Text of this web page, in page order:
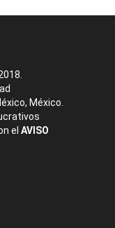
México.
el AVISO